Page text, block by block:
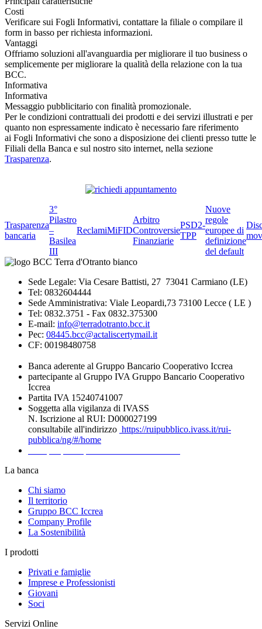
Costi
Verificare sui Fogli Informativi, contattare la filiale o compilare il
form in basso per richiesta informazioni.
Vantaggi
Offriamo soluzioni all'avanguardia per migliorare il tuo business o
semplicemente per migliorare la qualità della relazione con la tua
BCC.
Informativa
Informativa
Messaggio pubblicitario con finalità promozionale.
Per le condizioni contrattuali dei prodotti e dei servizi illustrati e per
quanto non espressamente indicato è necessario fare riferimento
ai Fogli Informativi che sono a disposizione dei clienti presso tutte le
Filiali della Banca e sul nostro sito internet, nella sezione
Trasparenza.
Trasparenza
bancaria
3°
Pilastro
–
Basilea
III
ReclamiMiFID
Arbitro
Controversie
Finanziarie
PSD2-
TPP
Nuove
regole
europee di
definizione
del default
Sede Legale: Via Cesare Battisti, 27 73041 Carmiano (LE)
Tel: 0832604444
Sede Amministrativa: Viale Leopardi,73 73100 Lecce ( LE )
Tel: 0832.3751 - Fax 0832.375300
E-mail: info@terradotranto.bcc.it
Pec: 08445.bcc@actaliscertymail.it
CF: 00198480758
Banca aderente al Gruppo Bancario Cooperativo Iccrea
partecipante al Gruppo IVA Gruppo Bancario Cooperativo
Iccrea
Partita IVA 15240741007
Soggetta alla vigilanza di IVASS
N. Iscrizione al RUI: D000027199
consultabile all'indirizzo https://ruipubblico.ivass.it/rui-
pubblica/ng/#/home
La banca
Chi siamo
Il territorio
Gruppo BCC Iccrea
Company Profile
La Sostenibilità
I prodotti
Privati e famiglie
Imprese e Professionisti
Giovani
Soci
Servizi Online